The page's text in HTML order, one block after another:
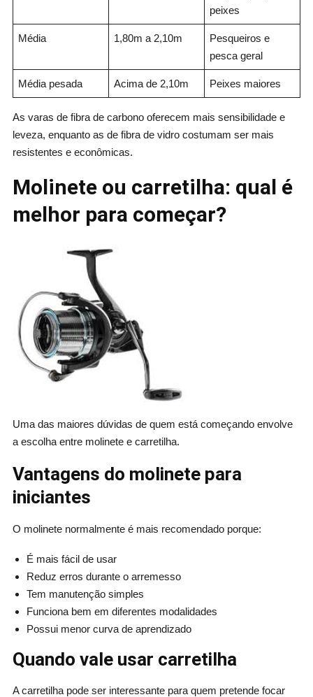
peixes
Média 1,80m a 2,10m
Pesqueiros e
pesca geral
Média pesada Acima de 2,10m Peixes maiores
As varas de fibra de carbono oferecem mais sensibilidade e
leveza, enquanto as de fibra de vidro costumam ser mais
resistentes e econômicas.
Molinete ou carretilha: qual é
melhor para começar?
Uma das maiores dúvidas de quem está começando envolve
a escolha entre molinete e carretilha.
Vantagens do molinete para
iniciantes
O molinete normalmente é mais recomendado porque:
É mais fácil de usar
Reduz erros durante o arremesso
Tem manutenção simples
Funciona bem em diferentes modalidades
Possui menor curva de aprendizado
Quando vale usar carretilha
A carretilha pode ser interessante para quem pretende focar